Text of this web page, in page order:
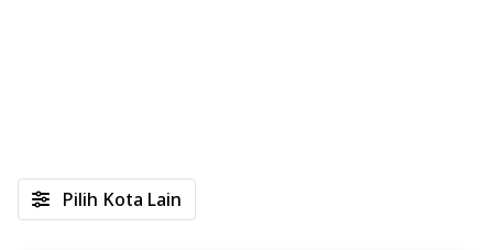
Pilih Kota Lain